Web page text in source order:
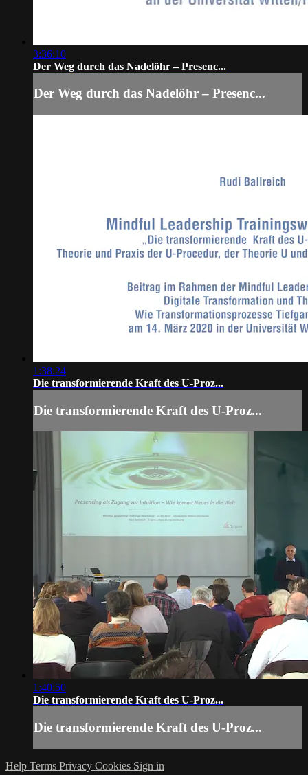
3:36:10
Der Weg durch das Nadelöhr – Presenc...
Der Weg durch das Nadelöhr – Presenc...
1:38:24
Die transformierende Kraft des U-Proz...
Die transformierende Kraft des U-Proz...
1:40:50
Die transformierende Kraft des U-Proz...
Die transformierende Kraft des U-Proz...
Help Terms Privacy Cookies Sign in